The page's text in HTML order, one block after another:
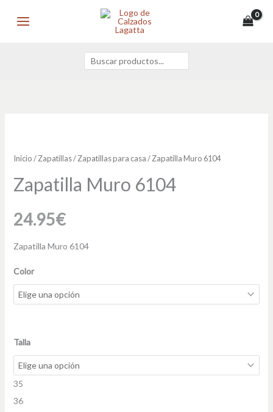
Buscar
Inicio/Zapatillas/Zapatillas para casa/ Zapatilla Muro 6104
Zapatilla Muro 6104
24.95€
Zapatilla Muro 6104
Color
Talla
35
36
6104